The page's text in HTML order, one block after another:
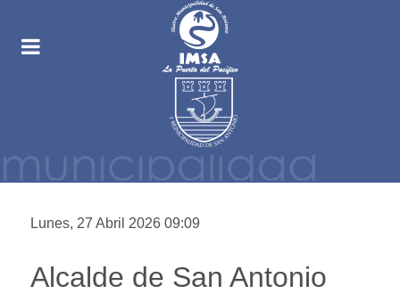
Lunes, 27 Abril 2026 09:09
Alcalde de San Antonio